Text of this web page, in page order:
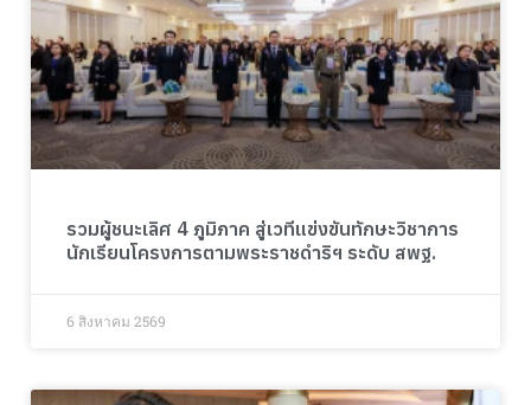
รวมผู้ชนะเลิศ 4 ภูมิภาค สู่เวทีแข่งขันทักษะวิชาการ
นักเรียนโครงการตามพระราชดำริฯ ระดับ สพฐ.
6 สิงหาคม 2569